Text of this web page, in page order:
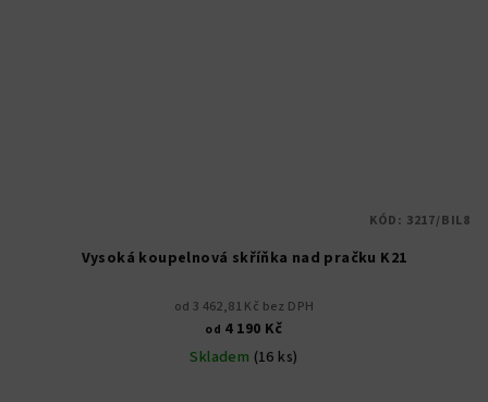
Vysoká koupelnová skříňka nad pračku K21
od 3 462,81 Kč bez DPH
od 4 190 Kč
Skladem (16 ks)
KÓD: 3217/BIL8